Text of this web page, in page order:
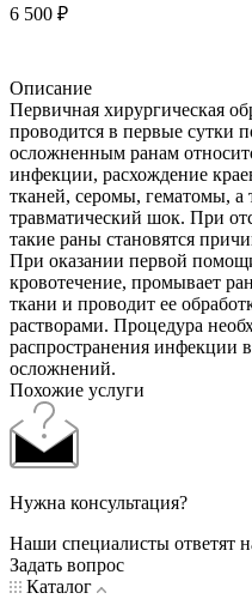
6 500 ₽
Описание
Первичная хирургическая
проводится в первые сутки
осложненным ранам
инфекции, расхождение
тканей, серомы, гематомы, а
травматический шок. При
такие раны становятся
При оказании первой
кровотечение, промывает
ткани и проводит ее
растворами. Процедура
распространения инфекции
осложнений.
Похожие услуги
Нужна консультация?
Наши специалисты ответят
Задать вопрос
Каталог